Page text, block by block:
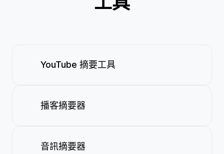
YouTube 摘要工具
播客摘要器
音訊摘要器